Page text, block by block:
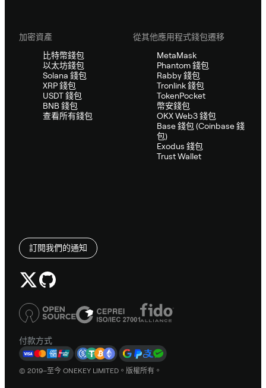
加密資產
比特幣錢包
以太坊錢包
Solana 錢包
XRP 錢包
USDT 錢包
BNB 錢包
查看所有錢包
從其他應用程式錢包遷移
MetaMask
Phantom 錢包
Rabby 錢包
Tronlink 錢包
TokenPocket
幣安錢包
OKX Web3 錢包
Base 錢包 (Coinbase 錢
包)
Exodus 錢包
Trust Wallet
訂閱我們的通知
付款方式
© 2019–至今 ONEKEY LIMITED。版權所有。